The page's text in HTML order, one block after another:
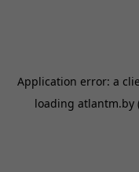
Application error: a
loading atlantm.by